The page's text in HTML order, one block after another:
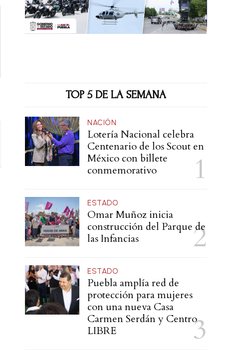
TOP 5 DE LA SEMANA
NACIÓN
Lotería Nacional celebra
Centenario de los Scout en
México con billete
conmemorativo
ESTADO
Omar Muñoz inicia
construcción del Parque de
las Infancias
ESTADO
Puebla amplía red de
protección para mujeres
con una nueva Casa
Carmen Serdán y Centro
LIBRE